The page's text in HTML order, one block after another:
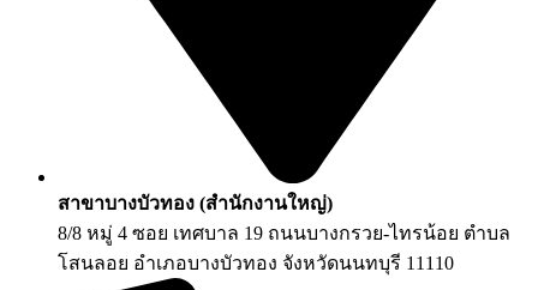
สาขาบางบัวทอง (สำนักงานใหญ่)
8/8 หมู่ 4 ซอย เทศบาล 19 ถนนบางกรวย-ไทรน้อย ตำบล
โสนลอย อำเภอบางบัวทอง จังหวัดนนทบุรี 11110